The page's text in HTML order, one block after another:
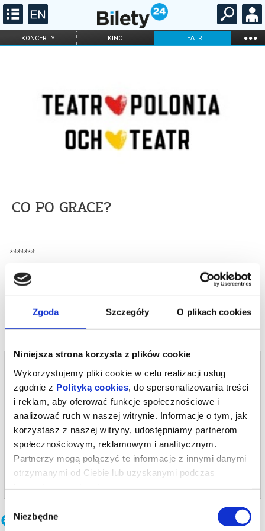
Zgoda Szczegóły O plikach cookies
Niniejsza strona korzysta z plików cookie
Wykorzystujemy pliki cookie w celu realizacji usług
zgodnie z Polityką cookies , do spersonalizowania treści
i reklam, aby oferować funkcje społecznościowe i
analizować ruch w naszej witrynie. Informacje o tym, jak
korzystasz z naszej witryny, udostępniamy partnerom
społecznościowym, reklamowym i analitycznym.
Partnerzy mogą połączyć te informacje z innymi danymi
otrzymanymi od Ciebie lub uzyskanymi podczas
zgody
Niezbędne
KONCERTY KINO TEATR ...
FILHARMONIA OPERA I BALET
CO PO GRACE?
*******
wydarzenia, gwarantujemy automatyczny zwrot środków
potwierdzony komunikatem wysyłanym na adres e-mail, podany
podczas zakupu.
04.10.2026 , g. 19:00 (niedziela)
Warszawa
Teatr Polonia w Warszawie
od 77,00 pln
kup bilet
Inne terminy